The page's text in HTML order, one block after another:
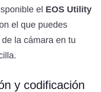
el EOS Utility
el que puedes
la cámara en tu
y codificación